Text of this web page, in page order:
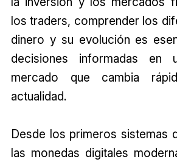
los traders, comprender los
dinero y su evolución es
decisiones informadas en
mercado que cambia
actualidad.
Desde los primeros sistemas
las monedas digitales